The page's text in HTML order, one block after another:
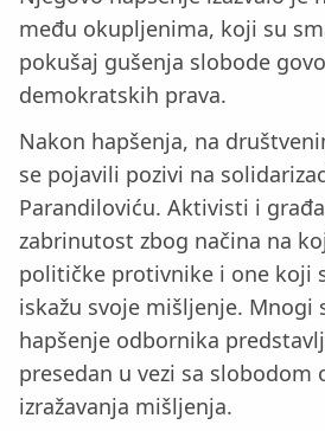
među okupljenima, koji su
pokušaj gušenja slobode
demokratskih prava.
Nakon hapšenja, na
se pojavili pozivi na
Parandiloviću. Aktivisti i
zabrinutost zbog načina na
političke protivnike i one koji
iskažu svoje mišljenje. Mnogi
hapšenje odbornika
presedan u vezi sa slobodom
izražavanja mišljenja.